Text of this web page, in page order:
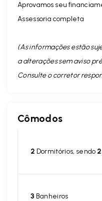
Aprovamos seu
Assessoria completa
(As informações estão
a alterações sem aviso
Consulte o corretor
Cômodos
2 Dormitórios, sendo 2
3 Banheiros